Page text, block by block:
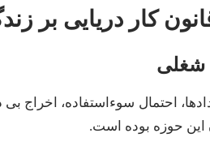
احتمال سوءاستفاده،
این حوزه بوده است.